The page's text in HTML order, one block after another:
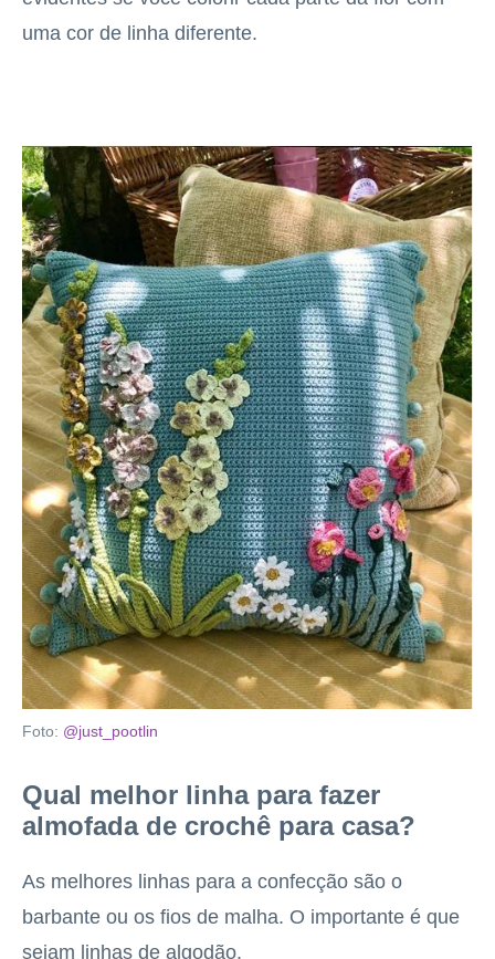
uma cor de linha diferente.
Foto: @just_pootlin
Qual melhor linha para fazer
almofada de crochê para casa?
As melhores linhas para a confecção são o
barbante ou os fios de malha. O importante é que
sejam linhas de algodão.